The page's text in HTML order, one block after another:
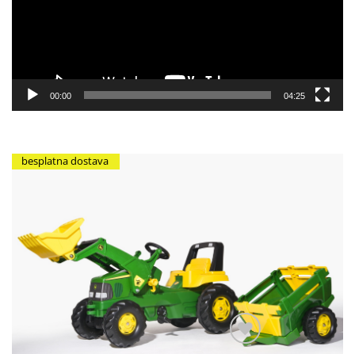
00:00 04:25
besplatna dostava